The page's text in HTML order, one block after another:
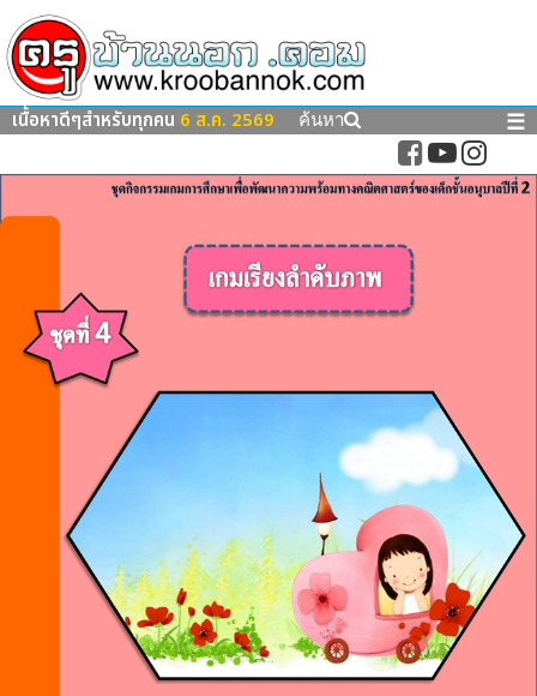
เนื้อหาดีๆสำหรับทุกคน 6 ส.ค. 2569 ค้นหา ☰